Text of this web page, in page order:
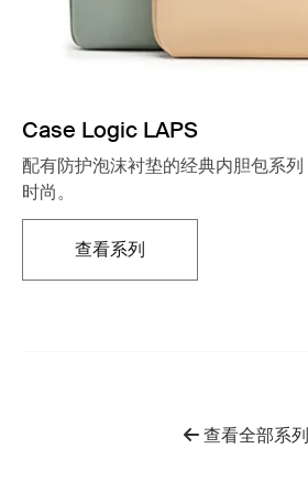
Case Logic LAPS
配有防护泡沫衬垫的经典内胆包系
时尚。
查看系列在新标签页中打开
查看全部系列